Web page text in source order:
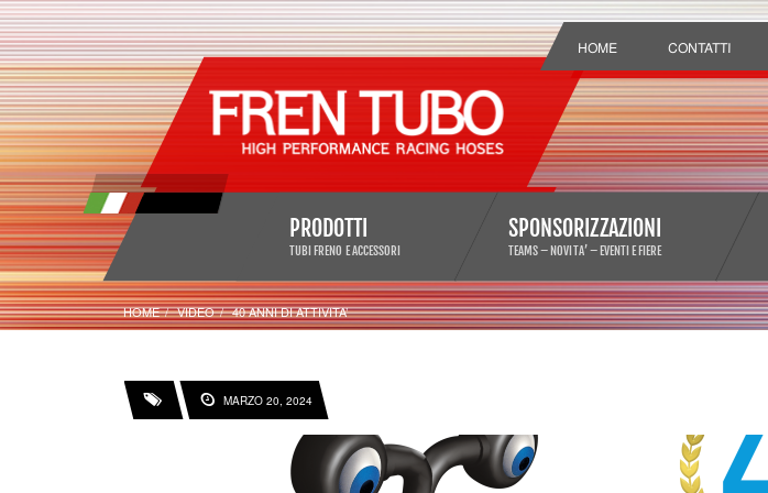
HOME CONTATTI
PRODOTTI
TUBI FRENO E ACCESSORI
SPONSORIZZAZIONI
TEAMS – NOVITA’ – EVENTI E FIERE
HOME VIDEO 40 ANNI DI ATTIVITA’
MARZO 20, 2024